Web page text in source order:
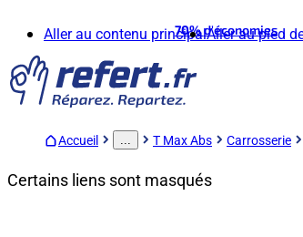
Aller au contenu principalAller au pied
70%d'économies
Accueil ... T Max Abs Carrosserie
Certains liens sont masqués